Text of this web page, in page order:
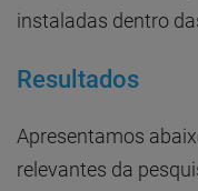
instaladas dentro
Resultados
Apresentamos
relevantes da